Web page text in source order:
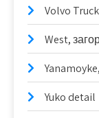
Volvo
West,
Yuko detail